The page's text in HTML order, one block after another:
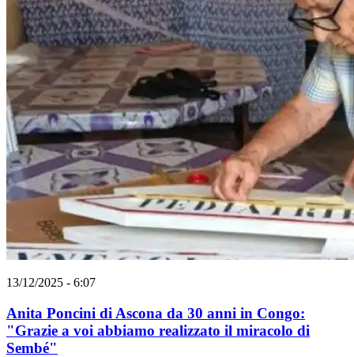
13/12/2025 - 6:07
Anita Poncini di Ascona da 30 anni in Congo:
"Grazie a voi abbiamo realizzato il miracolo di
Sembé"